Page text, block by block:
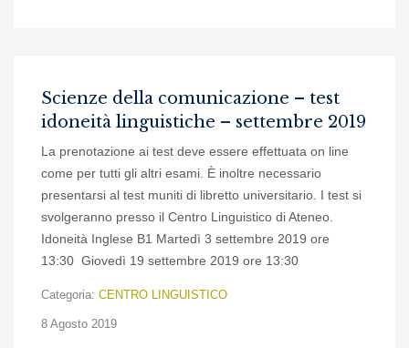
Scienze della comunicazione – test
idoneità linguistiche – settembre 2019
La prenotazione ai test deve essere effettuata on line
come per tutti gli altri esami. È inoltre necessario
presentarsi al test muniti di libretto universitario. I test si
svolgeranno presso il Centro Linguistico di Ateneo.
Idoneità Inglese B1 Martedì 3 settembre 2019 ore
13:30 Giovedì 19 settembre 2019 ore 13:30
Categoria: CENTRO LINGUISTICO
8 Agosto 2019